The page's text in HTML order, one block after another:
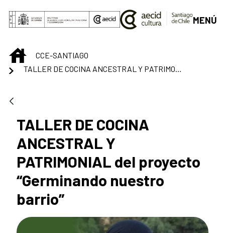
Saltar al contenido principal
MENÚ
INICIOCCE-SANTIAGO
TALLER DE COCINA
ANCESTRAL Y
PATRIMONIAL del proyecto
“Germinando nuestro
barrio”